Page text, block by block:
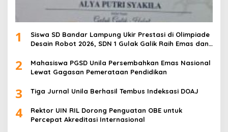
1
Siswa SD Bandar Lampung Ukir Prestasi di Olimpiade
Desain Robot 2026, SDN 1 Gulak Galik Raih Emas dan
2
Mahasiswa PGSD Unila Persembahkan Emas Nasional
Lewat Gagasan Pemerataan Pendidikan
3 Tiga Jurnal Unila Berhasil Tembus Indeksasi DOAJ
4
Rektor UIN RIL Dorong Penguatan OBE untuk
Percepat Akreditasi Internasional